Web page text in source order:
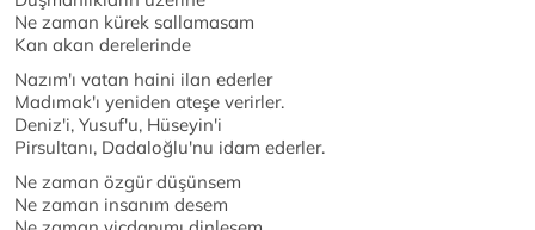
Ne zaman kürek sallamasam
Kan akan derelerinde
Nazım'ı vatan haini ilan ederler
Madımak'ı yeniden ateşe verirler.
Deniz'i, Yusuf'u, Hüseyin'i
Pirsultanı, Dadaloğlu'nu idam ederler.
Ne zaman özgür düşünsem
Ne zaman insanım desem